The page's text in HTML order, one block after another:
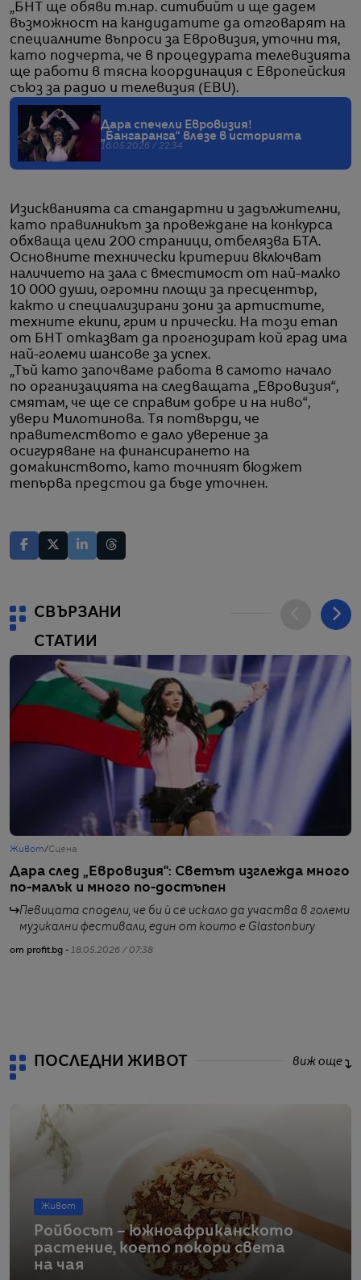
„БНТ ще обяви т.нар. ситибийт и ще дадем
възможност на кандидатите да отговарят на
специалните въпроси за Евровизия, уточни тя,
като подчерта, че в процедурата телевизията
ще работи в тясна координация с Европейския
съюз за радио и телевизия (EBU).
Дара спечели Евровизия!
„Бангаранга“ влезе в историята
16.05.2026 / 22:34
Изискванията са стандартни и задължителни,
като правилникът за провеждане на конкурса
обхваща цели 200 страници, отбелязва БТА.
Основните технически критерии включват
наличието на зала с вместимост от най-малко
10 000 души, огромни площи за пресцентър,
както и специализирани зони за артистите,
техните екипи, грим и прически. На този етап
от БНТ отказват да прогнозират кой град има
най-големи шансове за успех.
„Тъй като започваме работа в самото начало
по организацията на следващата „Евровизия“,
смятам, че ще се справим добре и на ниво“,
увери Милотинова. Тя потвърди, че
правителството е дало уверение за
осигуряване на финансирането на
домакинството, като точният бюджет
тепърва предстои да бъде уточнен.
СВЪРЗАНИ
СТАТИИ
Живот/Сцена
Дара след „Евровизия“: Светът изглежда много
по-малък и много по-достъпен
Певицата сподели, че би ѝ се искало да участва в големи
музикални фестивали, един от които е Glastonbury
от profit.bg - 18.05.2026 / 07:38
ПОСЛЕДНИ ЖИВОТ виж още
Живот
Ройбосът – южноафриканското
растение, което покори света
на чая